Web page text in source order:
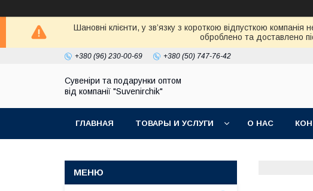
Шановні клієнти, у зв’язку з короткою відпусткою
оброблено та доставлено
+380 (96) 230-00-69 +380 (50) 747-76-42
Сувеніри та подарунки оптом
від компанії "Suvenirchik"
ГЛАВНАЯ ТОВАРЫ И УСЛУГИ О НАС